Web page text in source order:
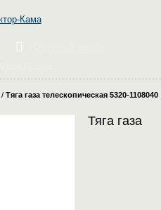
/ Тяга газа телескопическая 5320-1108040
Тяга газа